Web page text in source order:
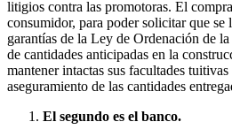
litigios contra las promotoras. El
consumidor, para poder solicitar que
garantías de la Ley de Ordenación de
de cantidades anticipadas en la
mantener intactas sus facultades
aseguramiento de las cantidades
El segundo es el banco.